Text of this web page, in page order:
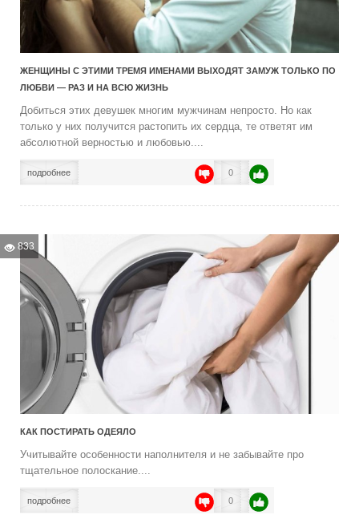
ЖЕНЩИНЫ С ЭТИМИ ТРЕМЯ ИМЕНАМИ ВЫХОДЯТ ЗАМУЖ ТОЛЬКО ПО
ЛЮБВИ — РАЗ И НА ВСЮ ЖИЗНЬ
Добиться этих девушек многим мужчинам непросто. Но как
только у них получится растопить их сердца, те ответят им
абсолютной верностью и любовью....
подробнее 0
833
КАК ПОСТИРАТЬ ОДЕЯЛО
Учитывайте особенности наполнителя и не забывайте про
тщательное полоскание....
подробнее 0